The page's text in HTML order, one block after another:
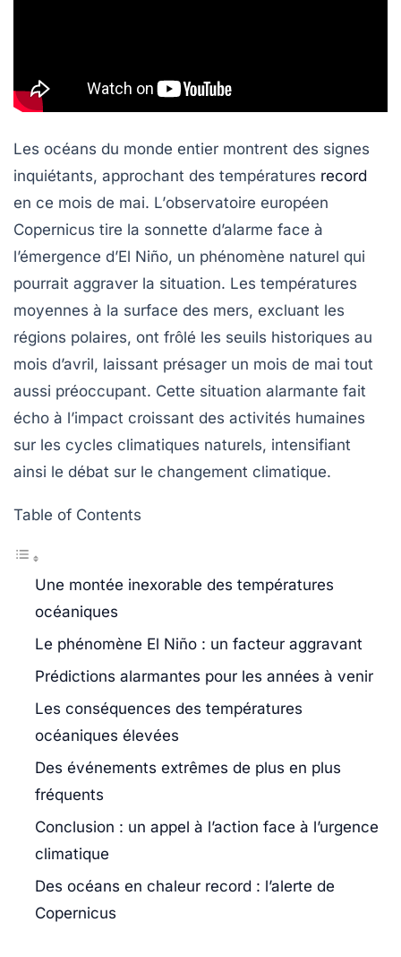
Les océans du monde entier montrent des signes
inquiétants, approchant des températures record
en ce mois de mai. L’observatoire européen
Copernicus tire la sonnette d’alarme face à
l’émergence d’El Niño, un phénomène naturel qui
pourrait aggraver la situation. Les températures
moyennes à la surface des mers, excluant les
régions polaires, ont frôlé les seuils historiques au
mois d’avril, laissant présager un mois de mai tout
aussi préoccupant. Cette situation alarmante fait
écho à l’impact croissant des activités humaines
sur les cycles climatiques naturels, intensifiant
ainsi le débat sur le changement climatique.
Table of Contents
Une montée inexorable des températures
océaniques
Le phénomène El Niño : un facteur aggravant
Prédictions alarmantes pour les années à venir
Les conséquences des températures
océaniques élevées
Des événements extrêmes de plus en plus
fréquents
Conclusion : un appel à l’action face à l’urgence
climatique
Des océans en chaleur record : l’alerte de
Copernicus